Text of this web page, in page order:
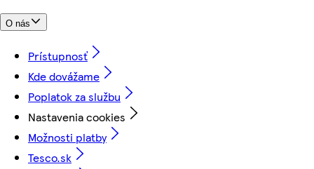
O nás
Prístupnosť
Kde dovážame
Poplatok za službu
Nastavenia cookies
Možnosti platby
Tesco.sk